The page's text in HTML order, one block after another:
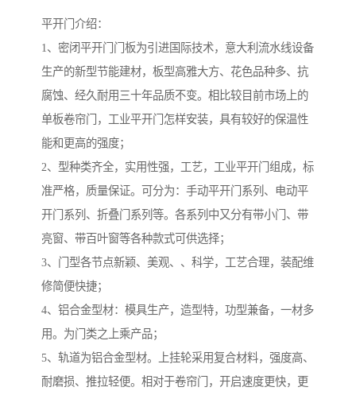
平开门介绍：
1、密闭平开门门板为引进国际技术，意大利流水线设备
生产的新型节能建材，板型高雅大方、花色品种多、抗
腐蚀、经久耐用三十年品质不变。相比较目前市场上的
单板卷帘门，工业平开门怎样安装，具有较好的保温性
能和更高的强度；
2、型种类齐全，实用性强，工艺，工业平开门组成，标
准严格，质量保证。可分为：手动平开门系列、电动平
开门系列、折叠门系列等。各系列中又分有带小门、带
亮窗、带百叶窗等各种款式可供选择；
3、门型各节点新颖、美观、、科学，工艺合理，装配维
修简便快捷；
4、铝合金型材：模具生产，造型特，功型兼备，一材多
用。为门类之上乘产品；
5、轨道为铝合金型材。上挂轮采用复合材料，强度高、
耐磨损、推拉轻便。相对于卷帘门，开启速度更快，更